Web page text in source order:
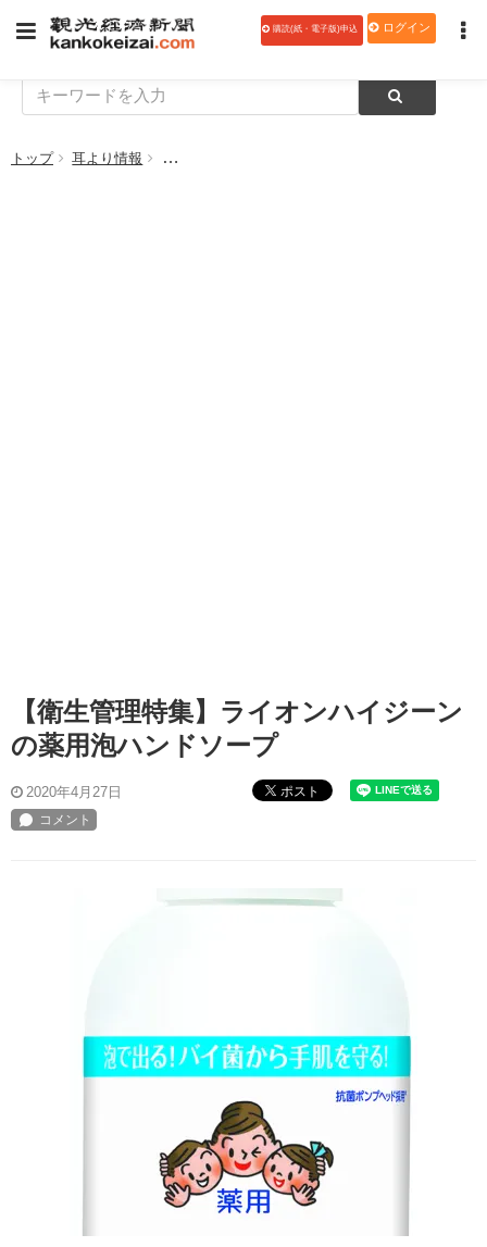
購読(紙・電子版)申込 ログイン
トップ 耳より情報 【衛生管理特集】ライオンハイジーンの薬用泡ハ
【衛生管理特集】ライオンハイジーン
の薬用泡ハンドソープ
2020年4月27日 ポスト